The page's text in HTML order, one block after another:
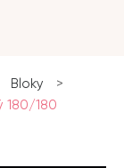
Bloky
>
180/180